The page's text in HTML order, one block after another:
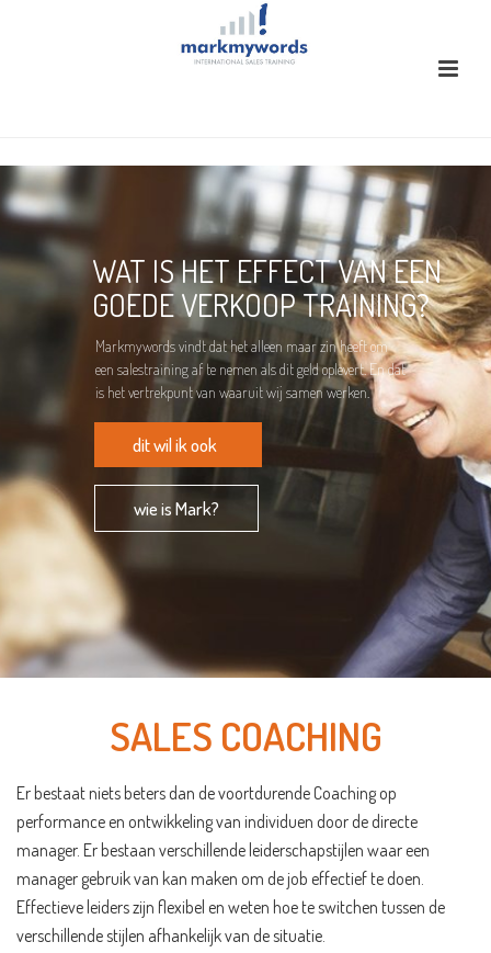
WAT IS HET EFFECT VAN EEN
GOEDE VERKOOP TRAINING?
Markmywords vindt dat het alleen maar zin heeft om
een salestraining af te nemen als dit geld oplevert. En dat
is het vertrekpunt van waaruit wij samen werken.
dit wil ik ook
wie is Mark?
SALES COACHING
Er bestaat niets beters dan de voortdurende Coaching op
performance en ontwikkeling van individuen door de directe
manager. Er bestaan verschillende leiderschapstijlen waar een
manager gebruik van kan maken om de job effectief te doen.
Effectieve leiders zijn flexibel en weten hoe te switchen tussen de
verschillende stijlen afhankelijk van de situatie.